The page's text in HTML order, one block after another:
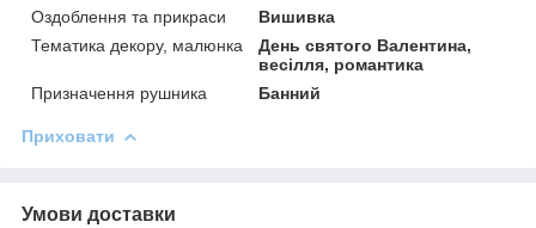
Оздоблення та прикраси
Вишивка
Тематика декору, малюнка
День святого Валентина,
весілля, романтика
Призначення рушника
Банний
Приховати
Умови доставки